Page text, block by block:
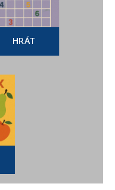
HRÁT